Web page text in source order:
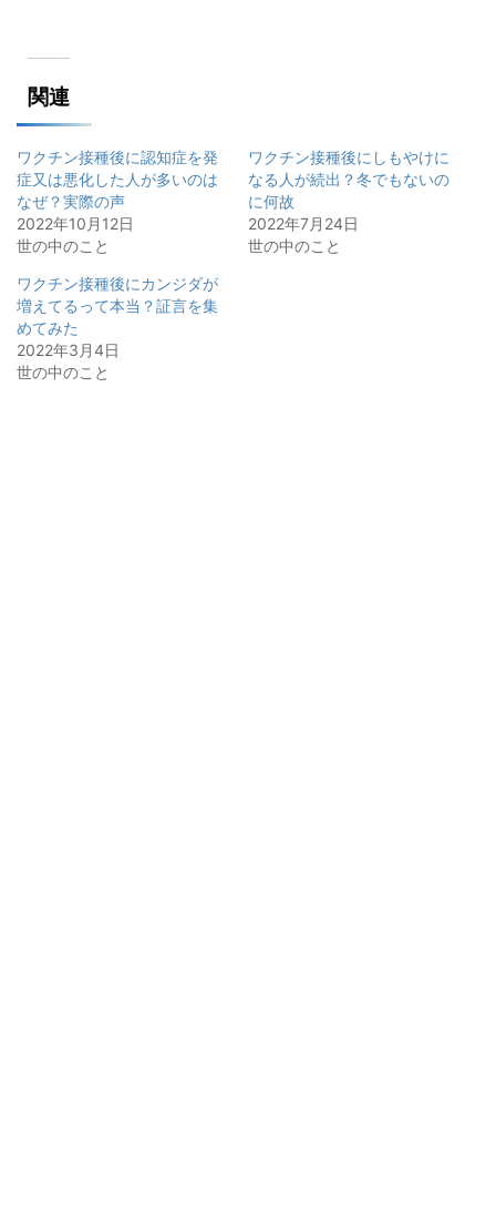
関連
ワクチン接種後に認知症を発
症又は悪化した人が多いのは
なぜ？実際の声
2022年10月12日
世の中のこと
ワクチン接種後にしもやけに
なる人が続出？冬でもないの
に何故
2022年7月24日
世の中のこと
ワクチン接種後にカンジダが
増えてるって本当？証言を集
めてみた
2022年3月4日
世の中のこと